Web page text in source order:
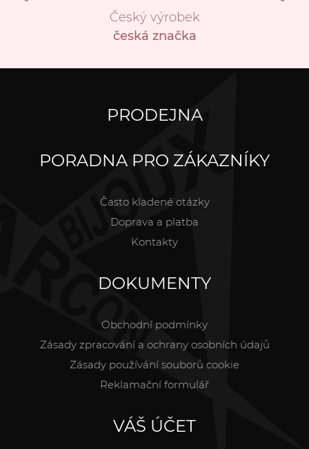
Český výrobek
česká značka
PRODEJNA
PORADNA PRO ZÁKAZNÍKY
Často kladené otázky
Doprava a platba
Kontakty
DOKUMENTY
Obchodní podmínky
Zásady zpracování a ochrany osobních údajů
Zásady používání souborů cookie
Reklamační formulář
VÁŠ ÚČET